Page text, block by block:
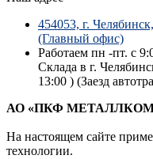
454053, г.
(Главный офис)
Работаем пн -пт. с
Склада в г.
13:00 ) (Заезд
АО «ПКФ
На настоящем сайте
технологии.